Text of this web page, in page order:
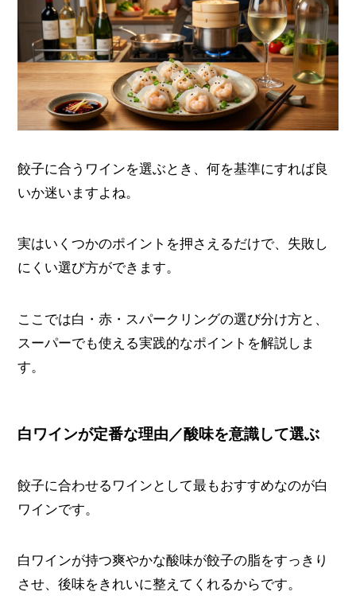
餃子に合うワインを選ぶとき、何を基準にすれば良
いか迷いますよね。
実はいくつかのポイントを押さえるだけで、失敗し
にくい選び方ができます。
ここでは白・赤・スパークリングの選び分け方と、
スーパーでも使える実践的なポイントを解説しま
す。
白ワインが定番な理由／酸味を意識して選ぶ
餃子に合わせるワインとして最もおすすめなのが白
ワインです。
白ワインが持つ爽やかな酸味が餃子の脂をすっきり
させ、後味をきれいに整えてくれるからです。